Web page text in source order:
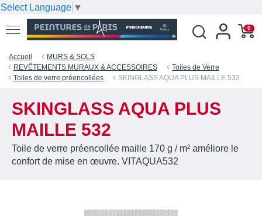
Select Language ▼
0
Accueil
MURS & SOLS
REVÊTEMENTS MURAUX & ACCESSOIRES
Toiles de Verre
Toiles de verre préencollées
SKINGLASS AQUA PLUS MAILLE 532
SKINGLASS AQUA PLUS
MAILLE 532
Toile de verre préencollée maille 170 g / m² améliore le
confort de mise en œuvre. VITAQUA532